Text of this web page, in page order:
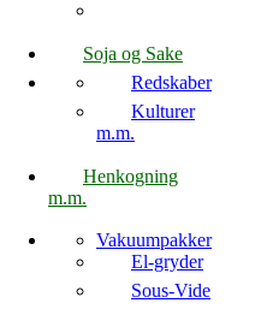
Soja og Sake
Redskaber
Kulturer
m.m.
Henkogning
m.m.
Vakuumpakker
El-gryder
Sous-Vide